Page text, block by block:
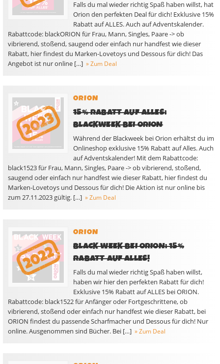
Falls du mal wieder richtig Spaß haben willst, hat
Orion den perfekten Deal für dich! Exklusive 15%
Rabatt auf ALLES. Auch auf Adventskalender.
Rabattcode: blackORION für Frau, Mann, Singles, Paare -> ob
vibrierend, stoßend, saugend oder einfach nur handfest wie dieser
Rabatt, hier findest du Marken-Lovetoys und Dessous für dich! Das
Angebot ist nur online […] » Zum Deal
ORION
15% RABATT AUF ALLES:
BLACKWEEK BEI ORION
Während der Blackweek bei Orion erhältst du im
Onlineshop exklusive 15% Rabatt auf Alles. Auch
auf Adventskalender! Mit dem Rabattcode:
black1523 für Frau, Mann, Singles, Paare -> ob vibrierend, stoßend,
saugend oder einfach nur handfest wie dieser Rabatt, hier findest du
Marken-Lovetoys und Dessous für dich! Die Aktion ist nur online bis
zum 27.11.2023 gültig. […] » Zum Deal
ORION
BLACK WEEK BEI ORION: 15%
RABATT AUF ALLES!
Falls du mal wieder richtig Spaß haben willst,
haben wir hier den perfekten Rabatt für dich!
Exklusive 15% Rabatt auf ALLES bei ORION.
Rabattcode: black1522 für Anfänger oder Fortgeschrittene, ob
vibrierend, stoßend oder einfach nur handfest wie dieser Rabatt, bei
ORION findest du passende Scharfmacher und Dessous für dich! Nur
online. Ausgenommen sind Bücher. Bei […] » Zum Deal